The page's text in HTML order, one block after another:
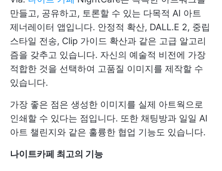
만들고, 공유하고, 토론할 수 있는 다목적 AI 아트
제너레이터 앱입니다. 안정적 확산, DALL.E 2, 중립
스타일 전송, Clip 가이드 확산과 같은 고급 알고리
즘을 갖추고 있습니다. 자신의 예술적 비전에 가장
적합한 것을 선택하여 고품질 이미지를 제작할 수
있습니다.
가장 좋은 점은 생성한 이미지를 실제 아트웍으로
인쇄할 수 있다는 점입니다. 또한 채팅방과 일일 AI
아트 챌린지와 같은 훌륭한 협업 기능도 있습니다.
나이트카페 최고의 기능